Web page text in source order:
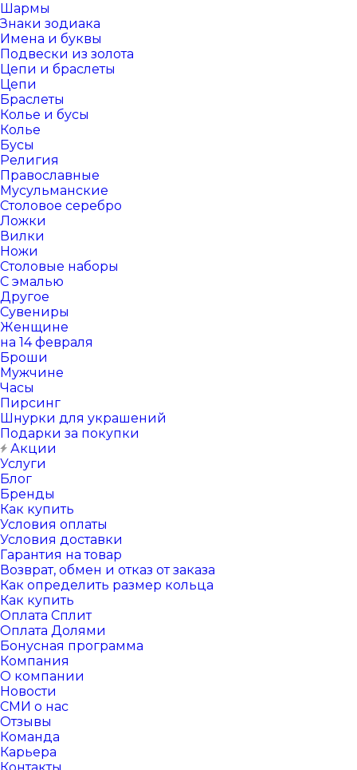
Шармы
Знаки зодиака
Имена и буквы
Подвески из золота
Цепи и браслеты
Цепи
Браслеты
Колье и бусы
Колье
Бусы
Религия
Православные
Мусульманские
Столовое серебро
Ложки
Вилки
Ножи
Столовые наборы
С эмалью
Другое
Сувениры
Женщине
на 14 февраля
Броши
Мужчине
Часы
Пирсинг
Шнурки для украшений
Подарки за покупки
Акции
Услуги
Блог
Бренды
Как купить
Условия оплаты
Условия доставки
Гарантия на товар
Возврат, обмен и отказ от заказа
Как определить размер кольца
Как купить
Оплата Сплит
Оплата Долями
Бонусная программа
Компания
О компании
Новости
СМИ о нас
Отзывы
Команда
Карьера